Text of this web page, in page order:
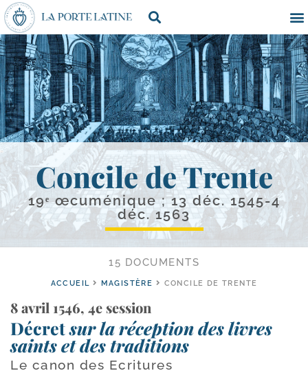
Concile de Trente
19ᵉ œcuménique ; 13 déc. 1545-4
déc. 1563
15 DOCUMENTS
ACCUEIL MAGISTÈRE CONCILE DE TRENTE
8 avril 1546, 4e session
Décretsur la réception des livres
saints et des traditions
Le canon des Ecritures